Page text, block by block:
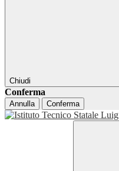
Chiudi
Conferma
Annulla Conferma